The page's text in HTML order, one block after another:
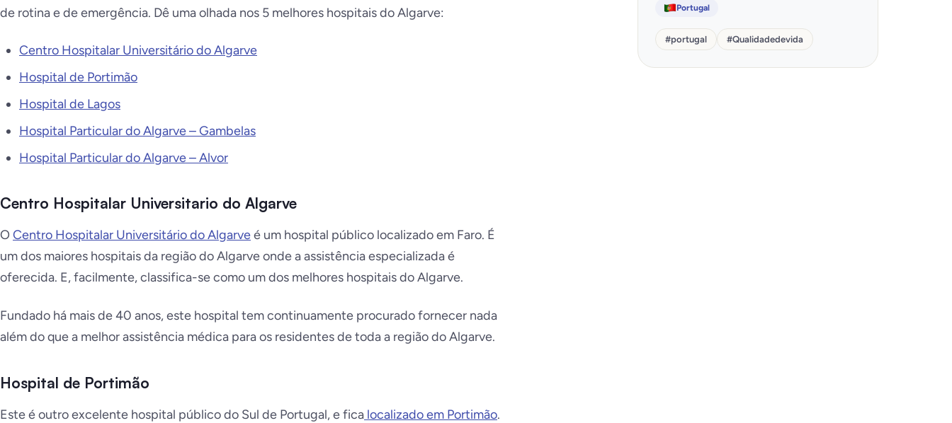
de rotina e de emergência. Dê uma olhada nos 5 melhores hospitais do Algarve:
Centro Hospitalar Universitário do Algarve
Hospital de Portimão
Hospital de Lagos
Hospital Particular do Algarve – Gambelas
Hospital Particular do Algarve – Alvor
Centro Hospitalar Universitario do Algarve
O Centro Hospitalar Universitário do Algarveé um hospital público localizado em Faro. É
um dos maiores hospitais da região do Algarve onde a assistência especializada é
oferecida. E, facilmente, classifica-se como um dos melhores hospitais do Algarve.
Fundado há mais de 40 anos, este hospital tem continuamente procurado fornecer nada
além do que a melhor assistência médica para os residentes de toda a região do Algarve.
Hospital de Portimão
Este é outro excelente hospital público do Sul de Portugal, e fica localizado em Portimão.
Portugal
#portugal #Qualidadedevida